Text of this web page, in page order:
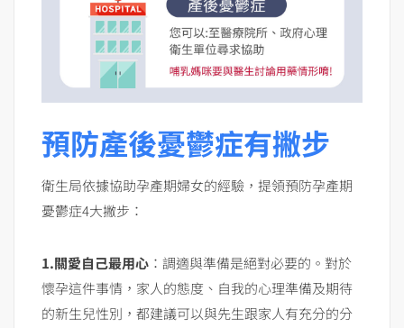
預防產後憂鬱症有撇步
衛生局依據協助孕產期婦女的經驗，提領預防孕產期
憂鬱症4大撇步：
1.關愛自己最用心 ：調適與準備是絕對必要的。對於
懷孕這件事情，家人的態度、自我的心理準備及期待
的新生兒性別，都建議可以與先生跟家人有充分的分